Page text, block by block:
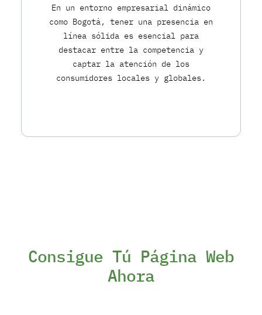
En un entorno empresarial dinámico
como Bogotá, tener una presencia en
línea sólida es esencial para
destacar entre la competencia y
captar la atención de los
consumidores locales y globales.
Consigue Tú Página Web
Ahora